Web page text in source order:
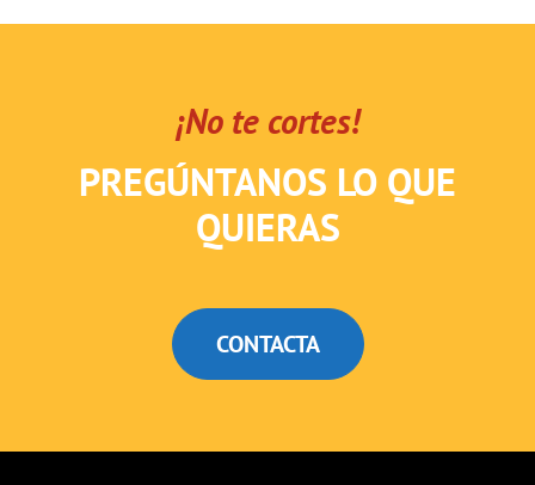
¡No te cortes!
PREGÚNTANOS LO QUE
QUIERAS
CONTACTA